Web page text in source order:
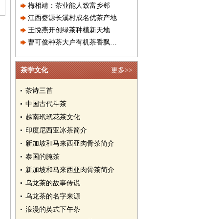
梅相靖：茶业能人致富乡邻
江西婺源长溪村成名优茶产地
王悦燕开创绿茶种植新天地
曹可俊种茶大户有机茶香飘万家
更多>>
茶学文化
茶诗三首
中国古代斗茶
越南玳玳花茶文化
印度尼西亚冰茶简介
新加坡和马来西亚肉骨茶简介
泰国的腌茶
新加坡和马来西亚肉骨茶简介
乌龙茶的故事传说
乌龙茶的名字来源
浪漫的英式下午茶